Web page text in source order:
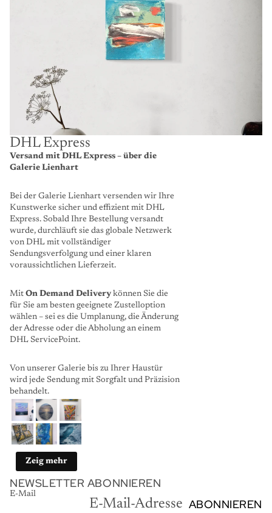
DHL Express
Versand mit DHL Express – über die
Galerie Lienhart
Bei der Galerie Lienhart versenden wir Ihre
Kunstwerke sicher und effizient mit DHL
Express. Sobald Ihre Bestellung versandt
wurde, durchläuft sie das globale Netzwerk
von DHL mit vollständiger
Sendungsverfolgung und einer klaren
voraussichtlichen Lieferzeit.
Mit On Demand Delivery können Sie die
für Sie am besten geeignete Zustelloption
wählen – sei es die Umplanung, die Änderung
der Adresse oder die Abholung an einem
DHL ServicePoint.
Von unserer Galerie bis zu Ihrer Haustür
wird jede Sendung mit Sorgfalt und Präzision
behandelt.
Zeig mehr
NEWSLETTER ABONNIEREN
E-Mail
ABONNIEREN